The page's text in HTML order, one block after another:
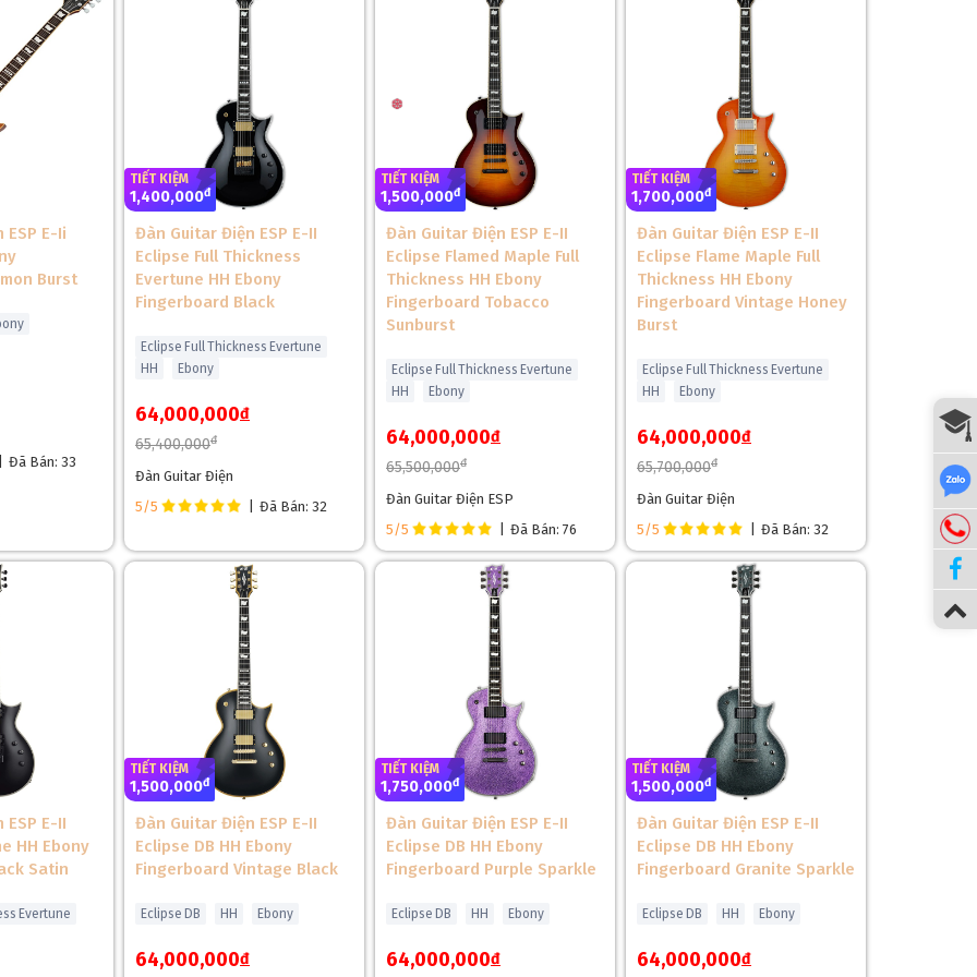
từ gỗ mahogany nguyên khối, mang lại độ ấm và sustain đặc trưng, lý tưởng cho các thể loại nhạc cần độ vang sâu như
đảm bảo âm thanh liền mạch từ cần đến thân, mang lại độ bền cao và khả năng thích nghi với khí hậu ẩm của Việt
tinh tế, khiến cây đàn trở thành một tác phẩm nghệ thuật thực thụ.
E-Ii
Burst
Đã Bán: 33
TIẾT KIỆM
1,400,000đ
Đàn Guitar Điện ESP E-II
Eclipse Full Thickness
Evertune HH Ebony
Fingerboard Black
Eclipse Full Thickness Evertune
HH
Ebony
64,000,000đ
65,400,000đ
Đàn Guitar Điện
5/5
Đã Bán: 32
TIẾT KIỆM
1,500,000đ
Đàn Guitar Điện ESP E-II
Eclipse Flamed Maple Full
Thickness HH Ebony
Fingerboard Tobacco
Sunburst
Eclipse Full Thickness Evertune
HH
Ebony
64,000,000đ
65,500,000đ
Đàn Guitar Điện ESP
5/5
Đã Bán: 76
TIẾT KIỆM
1,700,000đ
Đàn Guitar Điện ESP E-II
Eclipse Flame Maple Full
Thickness HH Ebony
Fingerboard Vintage Honey
Burst
Eclipse Full Thickness Evertune
HH
Ebony
64,000,000đ
65,700,000đ
Đàn Guitar Điện
5/5
Đã Bán: 32
E-II
HH Ebony
Satin
Evertune
TIẾT KIỆM
1,500,000đ
Đàn Guitar Điện ESP E-II
Eclipse DB HH Ebony
Fingerboard Vintage Black
Eclipse DB HH Ebony
64,000,000đ
TIẾT KIỆM
1,750,000đ
Đàn Guitar Điện ESP E-II
Eclipse DB HH Ebony
Fingerboard Purple Sparkle
Eclipse DB HH Ebony
64,000,000đ
TIẾT KIỆM
1,500,000đ
Đàn Guitar Điện ESP E-II
Eclipse DB HH Ebony
Fingerboard Granite Sparkle
Eclipse DB HH Ebony
64,000,000đ